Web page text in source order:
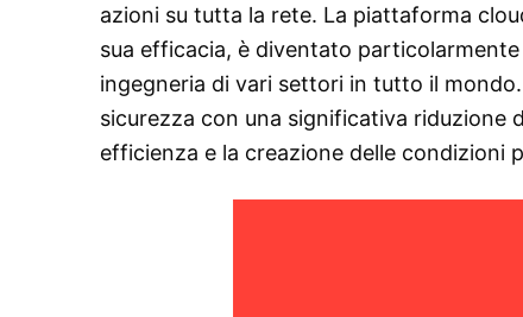
azioni su tutta la rete. La piattaforma
sua efficacia, è diventato
ingegneria di vari settori in tutto il
sicurezza con una significativa riduzione
efficienza e la creazione delle condizioni